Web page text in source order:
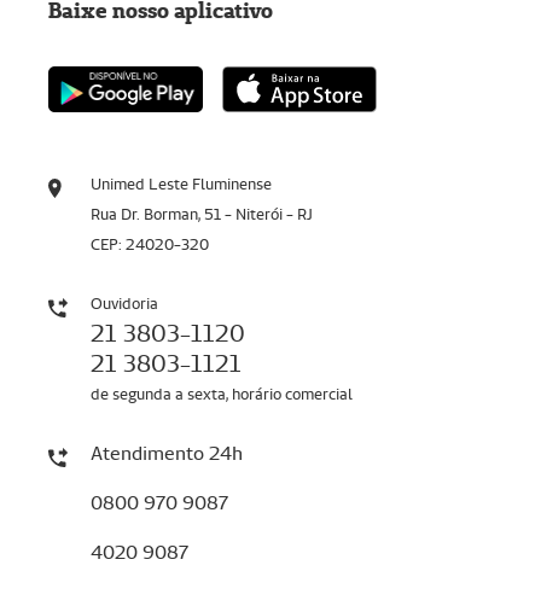
Unimed Leste Fluminense
Rua Dr. Borman, 51 - Niterói - RJ
CEP: 24020-320
Ouvidoria
21 3803-1120
21 3803-1121
de segunda a sexta, horário comercial
Atendimento 24h
0800 970 9087
4020 9087
Baixe nosso aplicativo